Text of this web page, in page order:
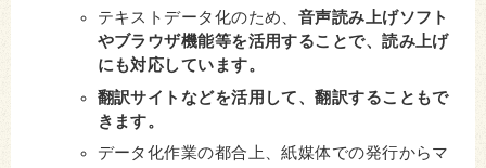
テキストデータ化のため、 音声読み上げソフト
やブラウザ機能等を活用することで、読み上げ
にも対応しています。
翻訳サイトなどを活用して、翻訳することもで
きます。
データ化作業の都合上、紙媒体での発行からマ